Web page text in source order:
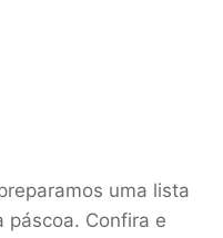
uma lista
páscoa. Confira e